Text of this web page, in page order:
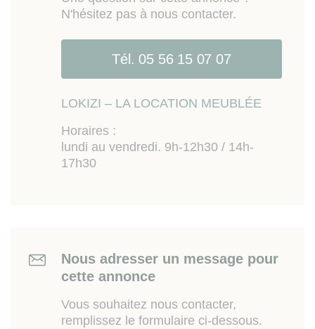
N'hésitez pas à nous contacter.
Tél. 05 56 15 07 07
LOKIZI – LA LOCATION MEUBLÉE
Horaires :
lundi au vendredi. 9h-12h30 / 14h-
17h30
Nous adresser un message pour
cette annonce
Vous souhaitez nous contacter,
remplissez le formulaire ci-dessous.